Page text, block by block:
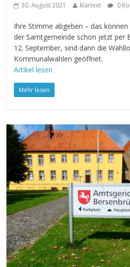
30. August 2021 klartext 0
Ihre Stimme abgeben – das
der Samtgemeinde schon jetzt per
12. September, sind dann die
Kommunalwahlen geöffnet.
Artikel lesen
Mehr lesen